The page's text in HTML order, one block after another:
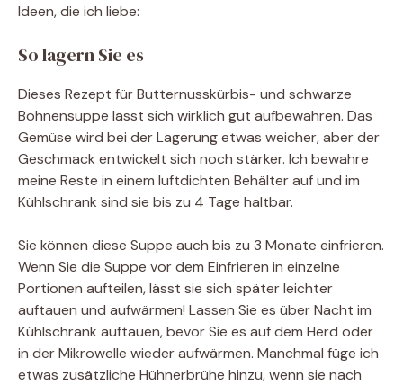
Ideen, die ich liebe:
So lagern Sie es
Dieses Rezept für Butternusskürbis- und schwarze
Bohnensuppe lässt sich wirklich gut aufbewahren. Das
Gemüse wird bei der Lagerung etwas weicher, aber der
Geschmack entwickelt sich noch stärker. Ich bewahre
meine Reste in einem luftdichten Behälter auf und im
Kühlschrank sind sie bis zu 4 Tage haltbar.
Sie können diese Suppe auch bis zu 3 Monate einfrieren.
Wenn Sie die Suppe vor dem Einfrieren in einzelne
Portionen aufteilen, lässt sie sich später leichter
auftauen und aufwärmen! Lassen Sie es über Nacht im
Kühlschrank auftauen, bevor Sie es auf dem Herd oder
in der Mikrowelle wieder aufwärmen. Manchmal füge ich
etwas zusätzliche Hühnerbrühe hinzu, wenn sie nach